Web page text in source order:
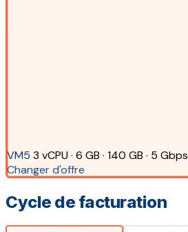
VM5 3 vCPU · 6 GB · 140 GB · 5 Gbps
Changer d'offre
Cycle de facturation